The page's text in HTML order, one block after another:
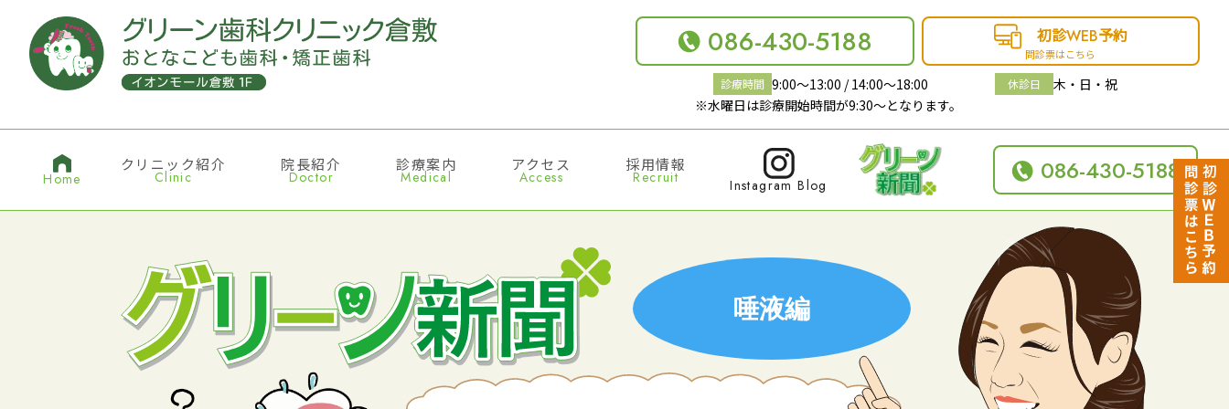
086-430-5188 初診WEB予約
問診票はこちら
診療時間 9:00〜13:00 / 14:00〜18:00 休診日
木・日・祝
※水曜日は診療開始時間が9:30～となります。
Home
クリニック紹介
Clinic
院長紹介
Doctor
診療案内
Medical
アクセス
Access
採用情報
Recruit Instagram Blog 086-430-5188
唾液編